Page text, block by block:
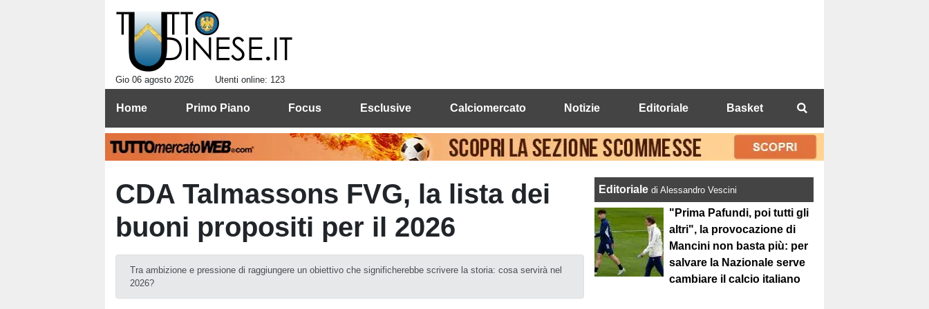
Gio 06 agosto 2026 Utenti online: 123
Home Primo Piano Focus Esclusive Calciomercato Notizie Editoriale Basket
CDA Talmassons FVG, la lista dei
buoni propositi per il 2026
Tra ambizione e pressione di raggiungere un obiettivo che significherebbe scrivere la storia: cosa servirà nel
2026?
Editorialedi Alessandro Vescini
"Prima Pafundi, poi tutti gli
altri", la provocazione di
Mancini non basta più: per
salvare la Nazionale serve
cambiare il calcio italiano